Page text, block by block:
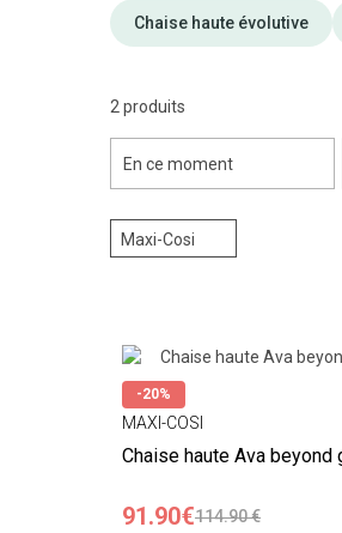
Chaise haute évolutive
2 produits
En ce moment
Maxi-Cosi
-20%
MAXI-COSI
Chaise haute Ava beyond
91.90€114.90 €